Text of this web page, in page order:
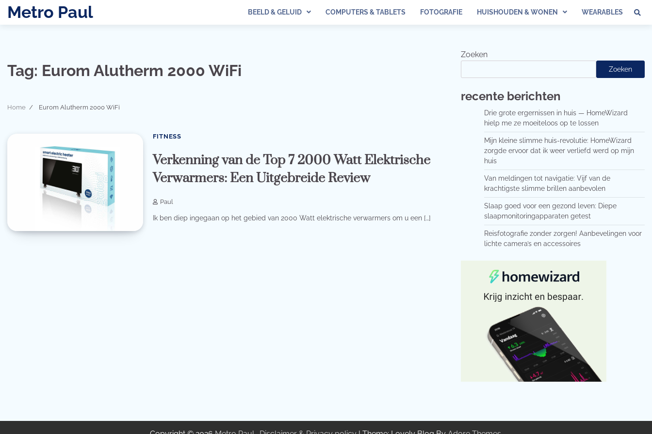
SkipMetro Paul BEELD & GELUID COMPUTERS & TABLETS FOTOGRAFIE HUISHOUDEN & WONEN WEARABLES
Tag: Eurom Alutherm 2000 WiFi
Home Eurom Alutherm 2000 WiFi
FITNESS
Verkenning van de Top 7 2000 Watt Elektrische
Verwarmers: Een Uitgebreide Review
Paul
Ik ben diep ingegaan op het gebied van 2000 Watt elektrische verwarmers om u een […]
Zoeken
Zoeken
recente berichten
Drie grote ergernissen in huis — HomeWizard
hielp me ze moeiteloos op te lossen
Mijn kleine slimme huis-revolutie: HomeWizard
zorgde ervoor dat ik weer verliefd werd op mijn
huis
Van meldingen tot navigatie: Vijf van de
krachtigste slimme brillen aanbevolen
Slaap goed voor een gezond leven: Diepe
slaapmonitoringapparaten getest
Reisfotografie zonder zorgen! Aanbevelingen voor
lichte camera’s en accessoires